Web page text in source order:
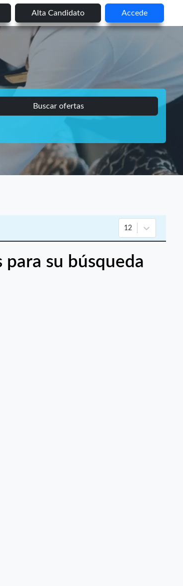
Alta Candidato Accede
Buscar ofertas
12
su búsqueda